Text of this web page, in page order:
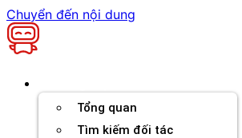
Chuyển đến nội dung
Tổng quan
Tìm kiếm đối tác